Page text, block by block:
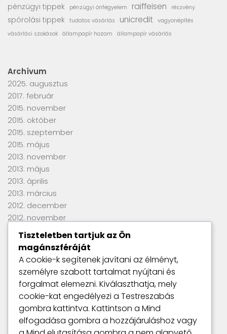
pénzügyi tippek
pénzügyi önfegyelem raiffeisen részvény
spórolási tippek tudatos vásárlás unicredit vagyonépítés
vásárlási szokások állampapír hozam állampapír vásárlás
Archívum
2025. augusztus
2017. február
2015. november
2015. október
2015. szeptember
2015. május
2013. november
2013. május
2013. április
2013. március
2012. december
2012. november
2012. szeptember
2012. június
2012. április
2012. március
2012. január
2011. szeptember
Utolsó kommentek
Tiszteletben tartjuk az Ön
magánszféráját
A cookie-k segítenek javítani az élményt,
személyre szabott tartalmat nyújtani és
forgalmat elemezni. Kiválaszthatja, mely
cookie-kat engedélyezi a Testreszabás
gombra kattintva. Kattintson a Mind
elfogadása gombra a hozzájáruláshoz vagy